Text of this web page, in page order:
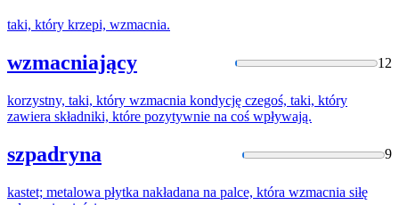
taki, który krzepi, wzmacnia.
wzmacniający 12
korzystny, taki, który wzmacnia kondycję czegoś, taki, który
zawiera składniki, które pozytywnie na coś wpływają.
szpadryna 9
kastet; metalowa płytka nakładana na palce, która wzmacnia siłę